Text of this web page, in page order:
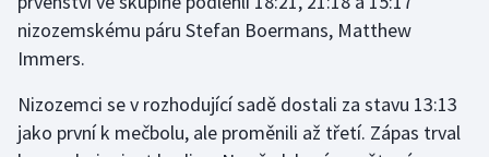
Jezdectví
Judo
nizozemskému páru Stefan Boermans, Matthew
Immers.
Nizozemci se v rozhodující sadě dostali za stavu 13:13
jako první k mečbolu, ale proměnili až třetí. Zápas trval